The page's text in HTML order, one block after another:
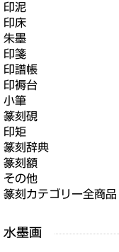
印泥
印床
朱墨
印箋
印譜帳
印褥台
小筆
篆刻硯
印矩
篆刻辞典
篆刻額
その他
篆刻カテゴリー全商品